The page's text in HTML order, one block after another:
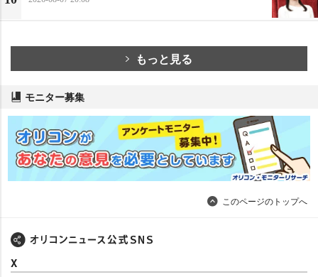
もっと見る
モニター募集
このページのトップへ
X